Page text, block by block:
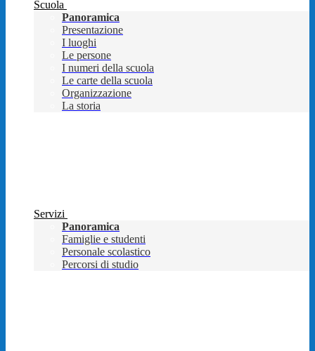
Scuola
Panoramica
Presentazione
I luoghi
Le persone
I numeri della scuola
Le carte della scuola
Organizzazione
La storia
Servizi
Panoramica
Famiglie e studenti
Personale scolastico
Percorsi di studio